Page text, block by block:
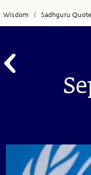
Wisdom / Sadhguru